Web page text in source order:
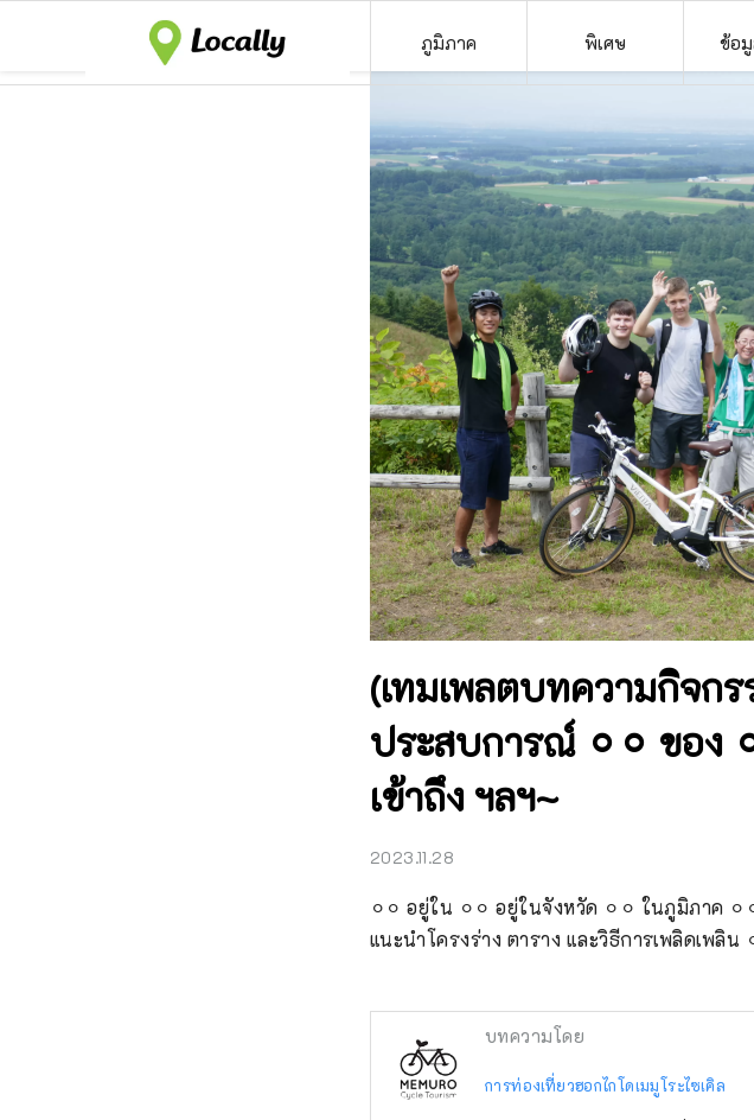
ภูมิภาค พิเศษ ข้อ
(เทมเพลตบทความกิจก
ประสบการณ์ ⚪︎⚪︎ ของ
เข้าถึง ฯลฯ~
2023.11.28
⚪︎⚪︎ อยู่ใน ⚪︎⚪︎ อยู่ในจังหวัด ⚪︎⚪︎ ในภูมิภาค
แนะนำโครงร่าง ตาราง และวิธีการเพลิดเพลิน
บทความโดย
การท่องเที่ยวฮอกไกโดเมมูโระไซเคิล